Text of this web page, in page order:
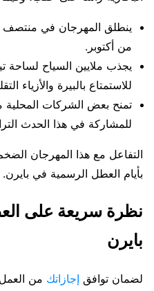
ينطلق المهرجان في منتصف
من أكتوبر.
للاستمتاع بالبيرة والأزياء
تمنح بعض الشركات
للمشاركة في هذا الحدث
التفاعل مع هذا المهرجان
بأيام العطل الرسمية في بايرن.
نظرة سريعة على
بايرن
لضمان توافق إجازاتك من